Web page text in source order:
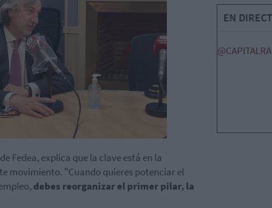
Fedea, explica que la clave está en la
movimiento. "Cuando quieres potenciar el
debes reorganizar el primer pilar, la
EN